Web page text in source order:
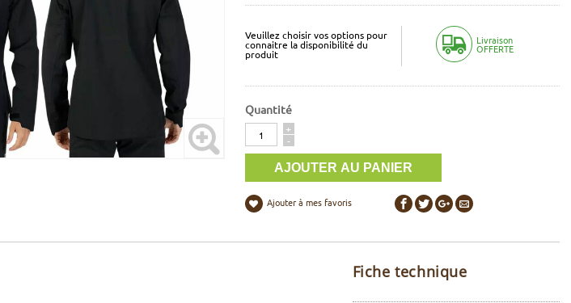
Veuillez choisir vos options pour
connaitre la disponibilité du
produit
Livraison
OFFERTE
Quantité
Quantité
+
-
Ajouter à mes favoris
Fiche technique